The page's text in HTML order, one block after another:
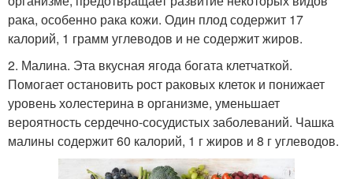
рака, особенно рака кожи. Один плод содержит 17
калорий, 1 грамм углеводов и не содержит жиров.
2. Малина. Эта вкусная ягода богата клетчаткой.
Помогает остановить рост раковых клеток и понижает
уровень холестерина в организме, уменьшает
вероятность сердечно-сосудистых заболеваний. Чашка
малины содержит 60 калорий, 1 г жиров и 8 г углеводов.